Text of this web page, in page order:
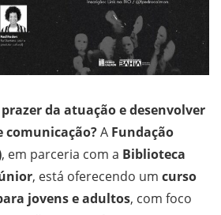
da atuação e desenvolver
comunicação?A Fundação
, em parceria com a Biblioteca
, está oferecendo um curso
jovens e adultos, com foco